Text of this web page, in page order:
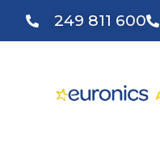
249 811 600